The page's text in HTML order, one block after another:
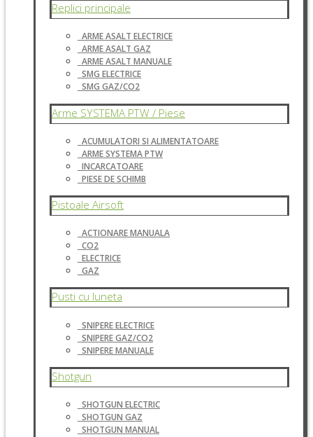
Replici principale
ARME ASALT ELECTRICE
ARME ASALT GAZ
ARME ASALT MANUALE
SMG ELECTRICE
SMG GAZ/CO2
Arme SYSTEMA PTW / Piese
ACUMULATORI SI ALIMENTATOARE
ARME SYSTEMA PTW
INCARCATOARE
PIESE DE SCHIMB
Pistoale Airsoft
ACTIONARE MANUALA
CO2
ELECTRICE
GAZ
Pusti cu luneta
SNIPERE ELECTRICE
SNIPERE GAZ/CO2
SNIPERE MANUALE
Shotgun
SHOTGUN ELECTRIC
SHOTGUN GAZ
SHOTGUN MANUAL